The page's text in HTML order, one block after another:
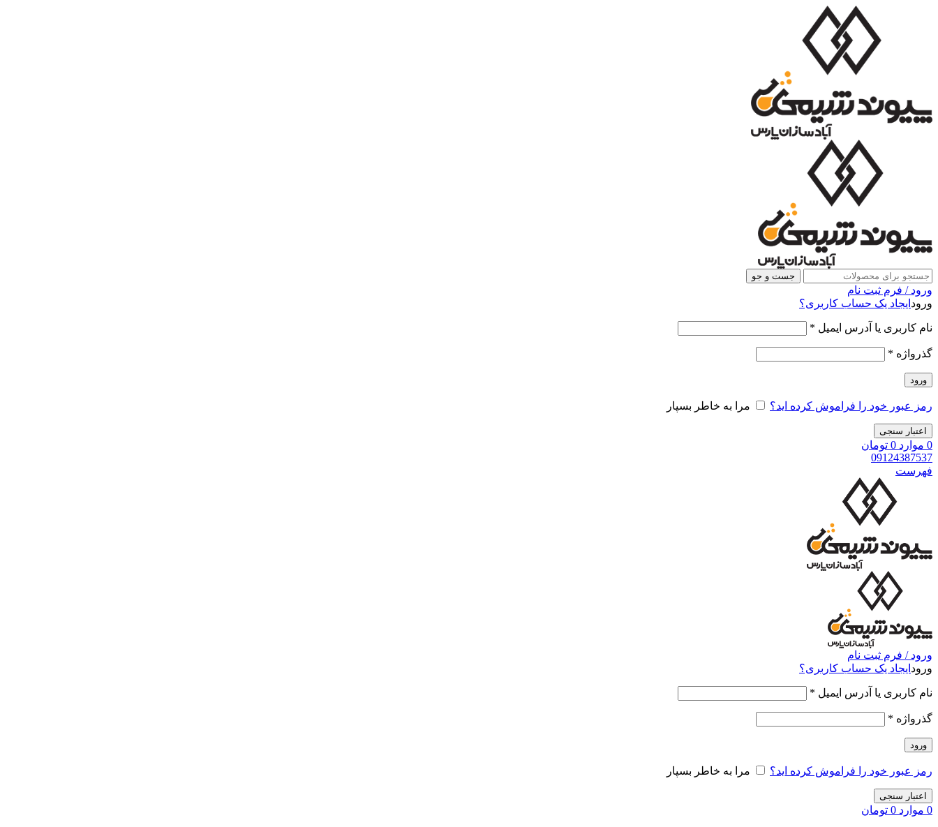
جست و جو
ورود / فرم ثبت نام
ورود ایجاد یک حساب کاربری؟
نام کاربری یا آدرس ایمیل *
گذرواژه *
ورود
رمز عبور خود را فراموش کرده اید؟ مرا به خاطر بسپار
اعتبار سنجی
0 موارد 0 تومان
09124387537
فهرست
ورود / فرم ثبت نام
ورود ایجاد یک حساب کاربری؟
نام کاربری یا آدرس ایمیل *
گذرواژه *
ورود
رمز عبور خود را فراموش کرده اید؟ مرا به خاطر بسپار
اعتبار سنجی
0 موارد 0 تومان